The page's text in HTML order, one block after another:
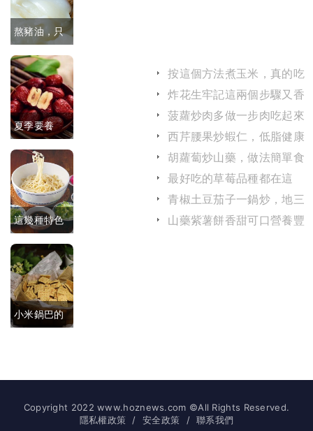
熬豬油，只
放鹽是外
行，切記多
放2樣，又
白又香沒腥
味，久放不
壞
夏季要養
心，多吃這
五種紅色食
物，可保養
心髒
這幾種特色
涼面，哪一
種是你的心
頭愛？
小米鍋巴的
按這個方法煮玉米，真的吃
著更軟糯，聞著更清香
炸花生牢記這兩個步驟又香
又脆不易糊鍋
菠蘿炒肉多做一步肉吃起來
滑嫩而不塞牙
西芹腰果炒蝦仁，低脂健康
營養美味，老年人應該常吃
胡蘿蔔炒山藥，做法簡單食
材便宜又健康
最好吃的草莓品種都在這
裏，你吃過幾種？
青椒土豆茄子一鍋炒，地三
鮮營養豐富做法簡單
山藥紫薯餅香甜可口營養豐
Copyright 2022 www.hoznews.com ©All Rights Reserved.
隱私權政策
/ 安全政策 / 聯系我們